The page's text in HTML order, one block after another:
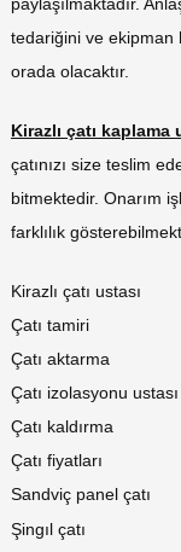
tedariğini ve ekipman
orada olacaktır.
Kirazlı çatı kaplama
çatınızı size teslim
bitmektedir. Onarım
farklılık
Kirazlı çatı ustası
Çatı tamiri
Çatı aktarma
Çatı izolasyonu ustası
Çatı kaldırma
Çatı fiyatları
Sandviç panel çatı
Şingıl çatı